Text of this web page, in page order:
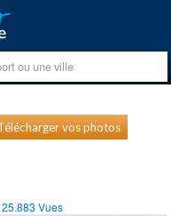
vos photos
25.883 Vues